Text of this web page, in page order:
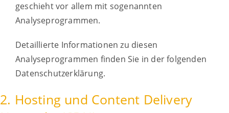
geschieht vor allem mit sogenannten
Analyseprogrammen.
Detaillierte Informationen zu diesen
Analyseprogrammen finden Sie in der folgenden
Datenschutzerklärung.
2. Hosting und Content Delivery